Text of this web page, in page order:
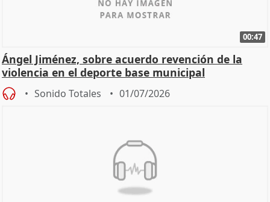
00:47
Ángel Jiménez, sobre acuerdo revención de la
violencia en el deporte base municipal
Sonido Totales 01/07/2026